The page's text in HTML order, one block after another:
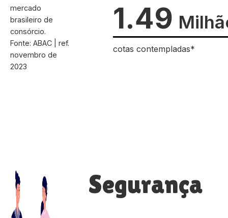
mercado
brasileiro de
consórcio.
Fonte: ABAC | ref.
novembro de
2023
1.49
cotas contempladas*
Segurança